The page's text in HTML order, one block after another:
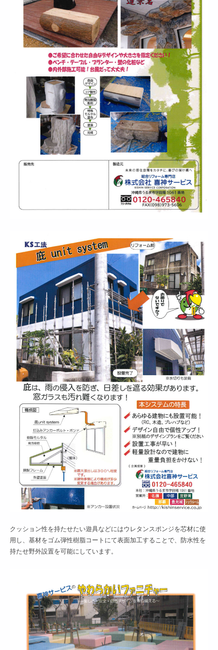
クッション性を持たせたい遊具などにはウレタンスポンジを芯材に使
用し、基材をゴム弾性樹脂コートにて表面加工することで、防水性を
持たせ野外設置を可能にしています。